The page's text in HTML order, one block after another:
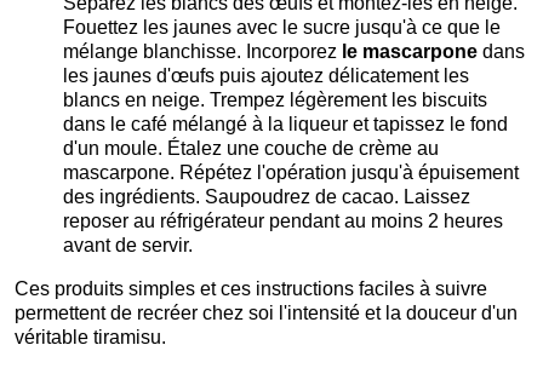
Fouettez les jaunes avec le sucre jusqu'à ce que le
mélange blanchisse. Incorporez le mascarpone dans
les jaunes d'œufs puis ajoutez délicatement les
blancs en neige. Trempez légèrement les biscuits
dans le café mélangé à la liqueur et tapissez le fond
d'un moule. Étalez une couche de crème au
mascarpone. Répétez l'opération jusqu'à épuisement
des ingrédients. Saupoudrez de cacao. Laissez
reposer au réfrigérateur pendant au moins 2 heures
avant de servir.
Ces produits simples et ces instructions faciles à suivre
permettent de recréer chez soi l'intensité et la douceur d'un
véritable tiramisu.